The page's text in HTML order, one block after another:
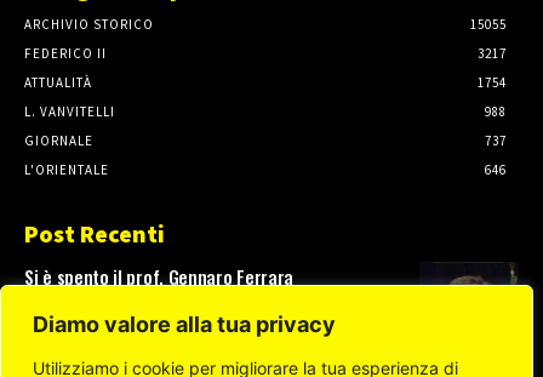
Diamo valore alla tua privacy
Utilizziamo i cookie per migliorare la tua esperienza di
ARCHIVIO STORICO
15055
FEDERICO II
3217
ATTUALITÀ
1754
L. VANVITELLI
988
GIORNALE
737
L'ORIENTALE
646
Post Recenti
Si è spento il prof. Gennaro Ferrara